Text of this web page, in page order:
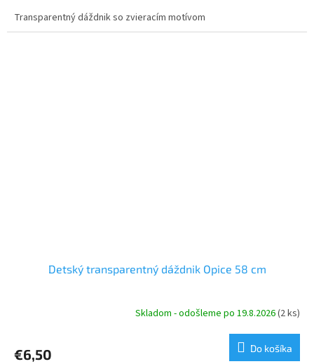
Transparentný dáždnik so zvieracím motívom
Detský transparentný dáždnik Opice 58 cm
Skladom - odošleme po 19.8.2026(2 ks)
€6,50 Do košíka